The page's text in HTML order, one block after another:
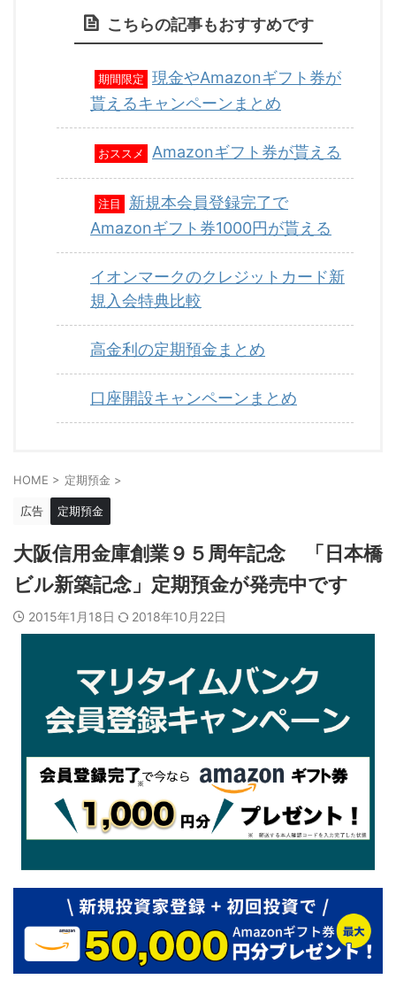
こちらの記事もおすすめです
期間限定
現金やAmazonギフト券が
貰えるキャンペーンまとめ
おススメ Amazonギフト券が貰える
注目
新規本会員登録完了で
Amazonギフト券1000円が貰える
イオンマークのクレジットカード新
規入会特典比較
高金利の定期預金まとめ
口座開設キャンペーンまとめ
HOME > 定期預金 >
広告 定期預金
大阪信用金庫創業９５周年記念 「日本橋
ビル新築記念」定期預金が発売中です
2015年1月18日 2018年10月22日